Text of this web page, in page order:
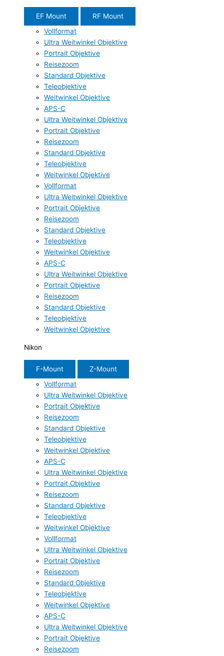
EF Mount
RF Mount
Vollformat
Ultra Weitwinkel Objektive
Portrait Objektive
Reisezoom
Standard Objektive
Teleobjektive
Weitwinkel Objektive
APS-C
Ultra Weitwinkel Objektive
Portrait Objektive
Reisezoom
Standard Objektive
Teleobjektive
Weitwinkel Objektive
Vollformat
Ultra Weitwinkel Objektive
Portrait Objektive
Reisezoom
Standard Objektive
Teleobjektive
Weitwinkel Objektive
APS-C
Ultra Weitwinkel Objektive
Portrait Objektive
Reisezoom
Standard Objektive
Teleobjektive
Weitwinkel Objektive
Nikon
F-Mount
Z-Mount
Vollformat
Ultra Weitwinkel Objektive
Portrait Objektive
Reisezoom
Standard Objektive
Teleobjektive
Weitwinkel Objektive
APS-C
Ultra Weitwinkel Objektive
Portrait Objektive
Reisezoom
Standard Objektive
Teleobjektive
Weitwinkel Objektive
Vollformat
Ultra Weitwinkel Objektive
Portrait Objektive
Reisezoom
Standard Objektive
Teleobjektive
Weitwinkel Objektive
APS-C
Ultra Weitwinkel Objektive
Portrait Objektive
Reisezoom